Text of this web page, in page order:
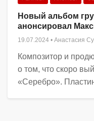
Новый альбом
анонсировал
19.07.2024 • Анастасия
Композитор и
о том, что скоро
«Серебро».